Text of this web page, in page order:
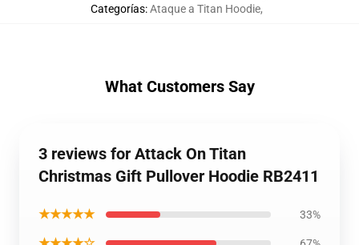
Categorías:Ataque a Titan Hoodie,
What Customers Say
3 reviews for Attack On Titan
Christmas Gift Pullover Hoodie RB2411
★★★★★ 33%